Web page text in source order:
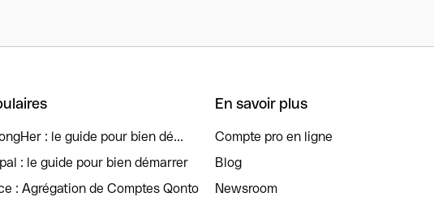
: le guide pour bien dé...
: le guide pour bien démarrer
: Agrégation de Comptes Qonto
En savoir plus
Compte pro en ligne
Blog
Newsroom